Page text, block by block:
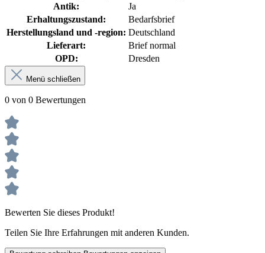
Antik:
Ja
Erhaltungszustand:
Bedarfsbrief
Herstellungsland und -region: Deutschland
Lieferart:
Brief normal
OPD:
Dresden
Menü schließen
0 von 0 Bewertungen
Bewerten Sie dieses Produkt!
Teilen Sie Ihre Erfahrungen mit anderen Kunden.